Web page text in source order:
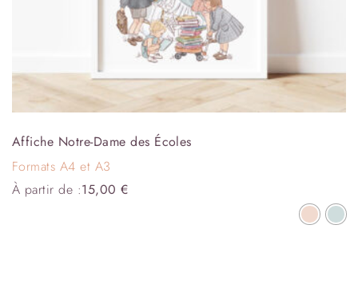
Affiche Notre-Dame des Écoles
Formats A4 et A3
À partir de :15,00€